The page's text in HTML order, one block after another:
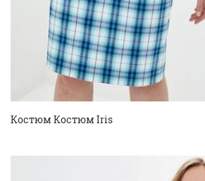
Костюм Костюм Iris